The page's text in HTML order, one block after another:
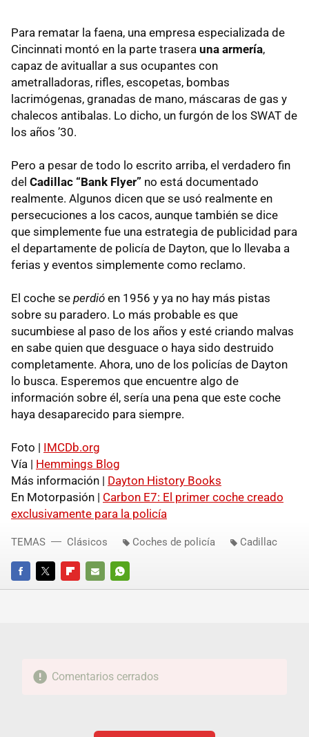
Para rematar la faena, una empresa especializada de
Cincinnati montó en la parte trasera una armería,
capaz de avituallar a sus ocupantes con
ametralladoras, rifles, escopetas, bombas
lacrimógenas, granadas de mano, máscaras de gas y
chalecos antibalas. Lo dicho, un furgón de los SWAT de
los años ’30.
Pero a pesar de todo lo escrito arriba, el verdadero fin
del Cadillac “Bank Flyer” no está documentado
realmente. Algunos dicen que se usó realmente en
persecuciones a los cacos, aunque también se dice
que simplemente fue una estrategia de publicidad para
el departamente de policía de Dayton, que lo llevaba a
ferias y eventos simplemente como reclamo.
El coche se perdió en 1956 y ya no hay más pistas
sobre su paradero. Lo más probable es que
sucumbiese al paso de los años y esté criando malvas
en sabe quien que desguace o haya sido destruido
completamente. Ahora, uno de los policías de Dayton
lo busca. Esperemos que encuentre algo de
información sobre él, sería una pena que este coche
haya desaparecido para siempre.
Foto | IMCDb.org
Vía | Hemmings Blog
Más información | Dayton History Books
En Motorpasión | Carbon E7: El primer coche creado
exclusivamente para la policía
FACEBOOKTWITTERFLIPBOARD
E-
WHATSAPP
TEMAS Clásicos Coches de policía Cadillac
Comentarios cerrados